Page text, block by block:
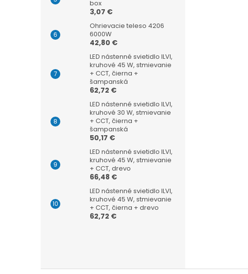
box
3,07 €
Ohrievacie teleso 4206
6000W
42,80 €
LED nástenné svietidlo ILVI,
kruhové 45 W, stmievanie
+ CCT, čierna +
šampanská
62,72 €
LED nástenné svietidlo ILVI,
kruhové 30 W, stmievanie
+ CCT, čierna +
šampanská
50,17 €
LED nástenné svietidlo ILVI,
kruhové 45 W, stmievanie
+ CCT, drevo
66,48 €
LED nástenné svietidlo ILVI,
kruhové 45 W, stmievanie
+ CCT, čierna + drevo
62,72 €